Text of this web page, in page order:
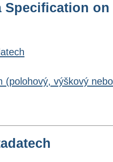
Specification
(polohový, výškový